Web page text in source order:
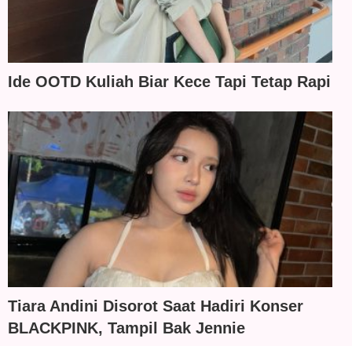
Ide OOTD Kuliah Biar Kece Tapi Tetap Rapi
Tiara Andini Disorot Saat Hadiri Konser
BLACKPINK, Tampil Bak Jennie